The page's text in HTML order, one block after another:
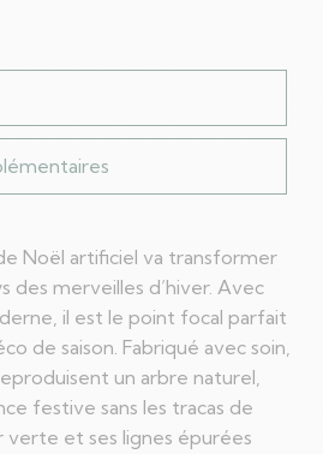
Noël artificiel va transformer
des merveilles d’hiver. Avec
il est le point focal parfait
de saison. Fabriqué avec soin,
un arbre naturel,
festive sans les tracas de
verte et ses lignes épurées